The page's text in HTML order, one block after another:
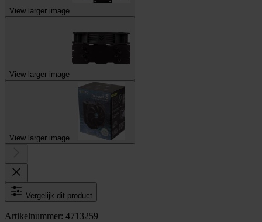
View larger image
View larger image
View larger image
Vergelijk dit product
Artikelnummer: 4713259